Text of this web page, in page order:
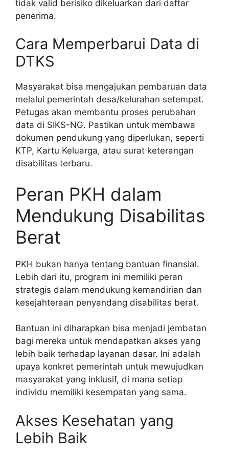
tidak valid berisiko dikeluarkan dari daftar
penerima.
Cara Memperbarui Data di
DTKS
Masyarakat bisa mengajukan pembaruan data
melalui pemerintah desa/kelurahan setempat.
Petugas akan membantu proses perubahan
data di SIKS-NG. Pastikan untuk membawa
dokumen pendukung yang diperlukan, seperti
KTP, Kartu Keluarga, atau surat keterangan
disabilitas terbaru.
Peran PKH dalam
Mendukung Disabilitas
Berat
PKH bukan hanya tentang bantuan finansial.
Lebih dari itu, program ini memiliki peran
strategis dalam mendukung kemandirian dan
kesejahteraan penyandang disabilitas berat.
Bantuan ini diharapkan bisa menjadi jembatan
bagi mereka untuk mendapatkan akses yang
lebih baik terhadap layanan dasar. Ini adalah
upaya konkret pemerintah untuk mewujudkan
masyarakat yang inklusif, di mana setiap
individu memiliki kesempatan yang sama.
Akses Kesehatan yang
Lebih Baik